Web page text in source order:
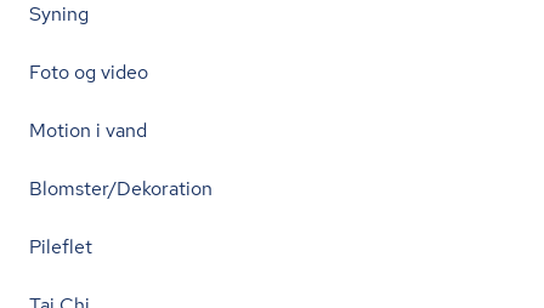
Syning
Foto og video
Motion i vand
Blomster/Dekoration
Pileflet